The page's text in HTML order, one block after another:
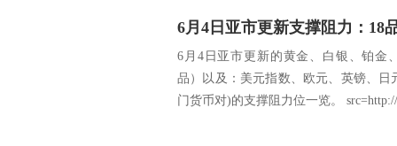
6月4日亚市更新的黄金、白银、铂金
品）以及：美元指数、欧元、英镑、
门货币对)的支撑阻力位一览。